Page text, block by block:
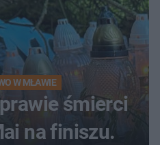
W MŁAWIE
śmierci
na finiszu.